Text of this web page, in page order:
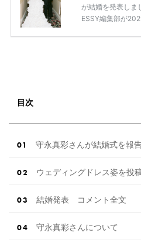
が結婚を発表しま
ESSY編集部が
目次
守永真彩さんが結婚式を報
ウェディングドレス姿を投
結婚発表 コメント全文
守永真彩さんについて